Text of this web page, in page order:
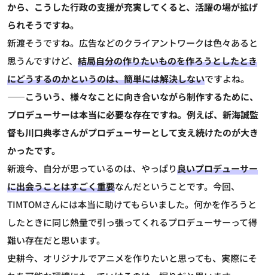
から、こうした行政の支援が充実してくると、活躍の場が拡げ
られそうですね。
新渡そうですね。広告などのクライアントワークは色々あると
思うんですけど、 結局自分の作りたいものを作ろうとしたとき
にどうするのかというのは、簡単には解決しないですよね。
――こういう、様々なことに向き合いながら制作するために、
プロデューサーは本当に必要な存在ですね。例えば、新海誠監
督も川口典孝さんがプロデューサーとして支え続けたのが大き
かったです。
新渡今、自分が思っているのは、やっぱり良いプロデューサー
に出会うことはすごく重要なんだということです。今回、
TIMTOMさんには本当に助けてもらいました。何かを作ろうと
したときに同じ熱量で引っ張ってくれるプロデューサーって得
難い存在だと思います。
史耕今、オリジナルでアニメを作りたいと思っても、実際にそ